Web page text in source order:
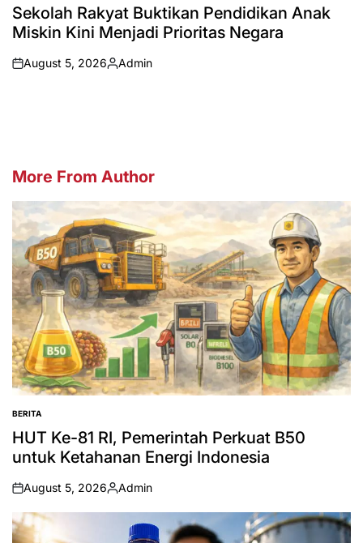
IN
Sekolah Rakyat Buktikan Pendidikan Anak
Miskin Kini Menjadi Prioritas Negara
on
August 5, 2026
Posted
Admin
More From Author
POSTED
IN
BERITA
HUT Ke-81 RI, Pemerintah Perkuat B50
untuk Ketahanan Energi Indonesia
on
August 5, 2026
Posted
by
Admin